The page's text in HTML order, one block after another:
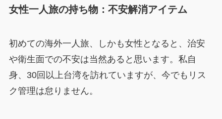
女性一人旅の持ち物：不安解消アイテム
初めての海外一人旅、しかも女性となると、治安
や衛生面での不安は当然あると思います。私自
身、30回以上台湾を訪れていますが、今でもリス
ク管理は怠りません。